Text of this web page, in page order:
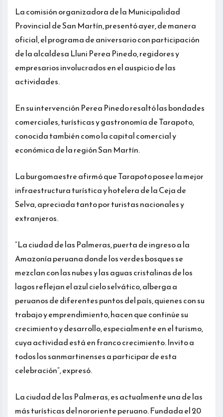
La comisión organizadora de la Municipalidad
Provincial de San Martín, presentó ayer, de manera
oficial, el programa de aniversario con participación
de la alcaldesa Lluni Perea Pinedo, regidores y
empresarios involucrados en el auspicio de las
actividades.
En su intervención Perea Pinedo resaltó las bondades
comerciales, turísticas y gastronomía de Tarapoto,
conocida también como la capital comercial y
económica de la región San Martín.
La burgomaestre afirmó que Tarapoto posee la mejor
infraestructura turística y hotelera de la Ceja de
Selva, apreciada tanto por turistas nacionales y
extranjeros.
“La ciudad de las Palmeras, puerta de ingreso a la
Amazonía peruana donde los verdes bosques se
mezclan con las nubes y las aguas cristalinas de los
lagos reflejan el azul cielo selvático, alberga a
peruanos de diferentes puntos del país, quienes con su
trabajo y emprendimiento, hacen que continúe su
crecimiento y desarrollo, especialmente en el turismo,
cuya actividad está en franco crecimiento. Invito a
todos los sanmartinenses a participar de esta
celebración”, expresó.
La ciudad de las Palmeras, es actualmente una de las
más turísticas del nororiente peruano. Fundada el 20